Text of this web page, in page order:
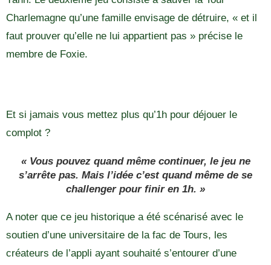
Charlemagne qu’une famille envisage de détruire, « et il
faut prouver qu’elle ne lui appartient pas » précise le
membre de Foxie.
Et si jamais vous mettez plus qu’1h pour déjouer le
complot ?
« Vous pouvez quand même continuer, le jeu ne
s’arrête pas. Mais l’idée c’est quand même de se
challenger pour finir en 1h. »
A noter que ce jeu historique a été scénarisé avec le
soutien d’une universitaire de la fac de Tours, les
créateurs de l’appli ayant souhaité s’entourer d’une